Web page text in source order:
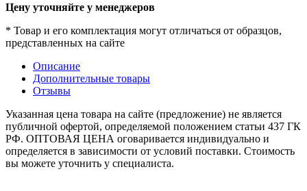
Цену уточняйте у менеджеров
* Товар и его комплектация могут отличаться от образцов,
представленных на сайте
Описание
Дополнительные товары
Отзывы
Указанная цена товара на сайте (предложение) не является
публичной офертой, определяемой положением статьи 437 ГК
РФ. ОПТОВАЯ ЦЕНА оговаривается индивидуально и
определяется в зависимости от условий поставки. Стоимость
вы можете уточнить у специалиста.